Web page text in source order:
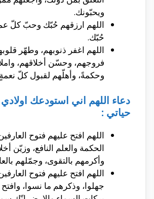
ويحبّونك.
اللهم ارزقهم حُبّك وحبّ كلّ
حُبّك.
اللهم اغفر ذنوبهم، وطهّر
فروجهم، وحسّن أخلاقهم،
وحكمةً، وأهلّهم لقبول كلّ
دعاء اللهم اني استودعك
حياتي :
اللهم افتح عليهم فتوح
الحكمة والعلم النافع، وزيّن
وأكرمهم بالتقوى، وجمّلهم
اللهم افتح عليهم فتوح
جهلوا، وذكرهم ما نسوا،